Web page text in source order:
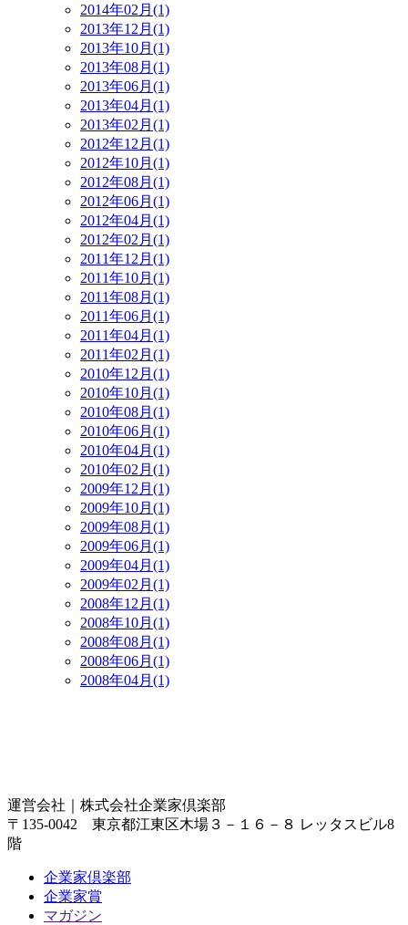
2014年02月(1)
2013年12月(1)
2013年10月(1)
2013年08月(1)
2013年06月(1)
2013年04月(1)
2013年02月(1)
2012年12月(1)
2012年10月(1)
2012年08月(1)
2012年06月(1)
2012年04月(1)
2012年02月(1)
2011年12月(1)
2011年10月(1)
2011年08月(1)
2011年06月(1)
2011年04月(1)
2011年02月(1)
2010年12月(1)
2010年10月(1)
2010年08月(1)
2010年06月(1)
2010年04月(1)
2010年02月(1)
2009年12月(1)
2009年10月(1)
2009年08月(1)
2009年06月(1)
2009年04月(1)
2009年02月(1)
2008年12月(1)
2008年10月(1)
2008年08月(1)
2008年06月(1)
2008年04月(1)
運営会社｜ 株式会社企業家倶楽部
〒135-0042 東京都江東区木場３－１６－８ レッタスビル8
階
企業家倶楽部
企業家賞
マガジン